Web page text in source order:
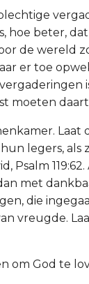
hoe beter,
de wereld
er toe
moeten
Laat
legers, als
Psalm
met
die
vreugde.
om God te